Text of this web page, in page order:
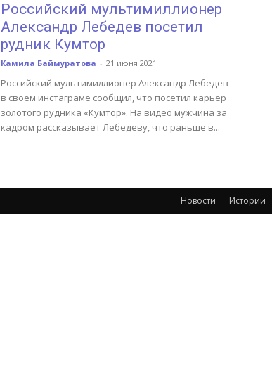
Российский мультимиллионер
Александр Лебедев посетил
рудник Кумтор
Камила Баймуратова - 21 июня 2021
Российский мультимиллионер Александр Лебедев
в своем инстаграме сообщил, что посетил карьер
золотого рудника «Кумтор». На видео мужчина за
кадром рассказывает Лебедеву, что раньше в...
Новости Истории